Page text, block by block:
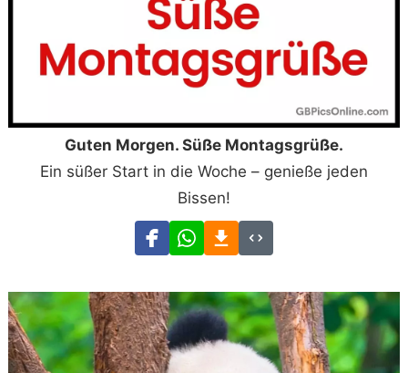
Guten Morgen. Süße Montagsgrüße.
Ein süßer Start in die Woche – genieße jeden
Bissen!